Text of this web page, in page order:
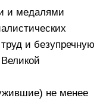
и медалями
и безупречную
не менее